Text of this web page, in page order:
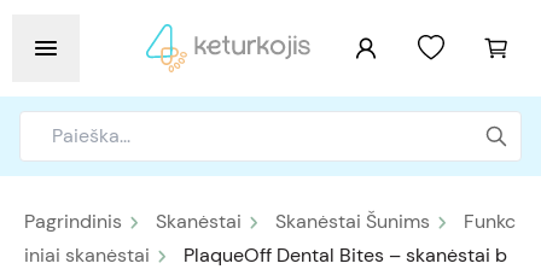
Pagrindinis Skanėstai Skanėstai Šunims
Funkc
iniai skanėstai
PlaqueOff Dental Bites – skanėstai b